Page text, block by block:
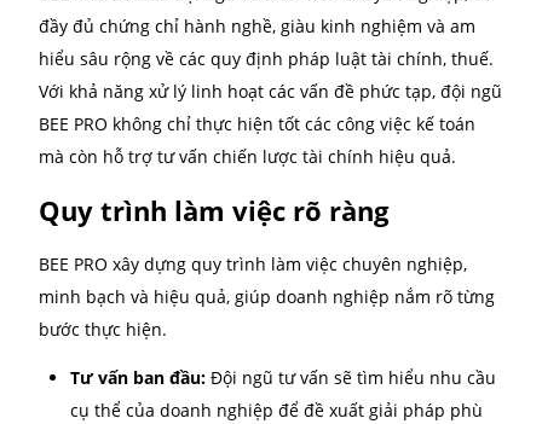
kế toán và báo cáo lưu chuyển tiền tệ.
Những báo cáo này rất cần thiết cho việc ra quyết
Đồng thời cũng là yêu cầu bắt buộc đối với các
nghiệp. Việc sử dụng dịch vụ kế toán tài chính giúp
động tài chính. Cùng với đó là tạo niềm tin cho các
đầu tư và đối tác.
Với sự phát triển của nền kinh tế, nhu cầu về các
hình dịch vụ kế toán ngày càng tăng cao. Doanh
cần lựa chọn dịch vụ phù hợp với nhu cầu và tình